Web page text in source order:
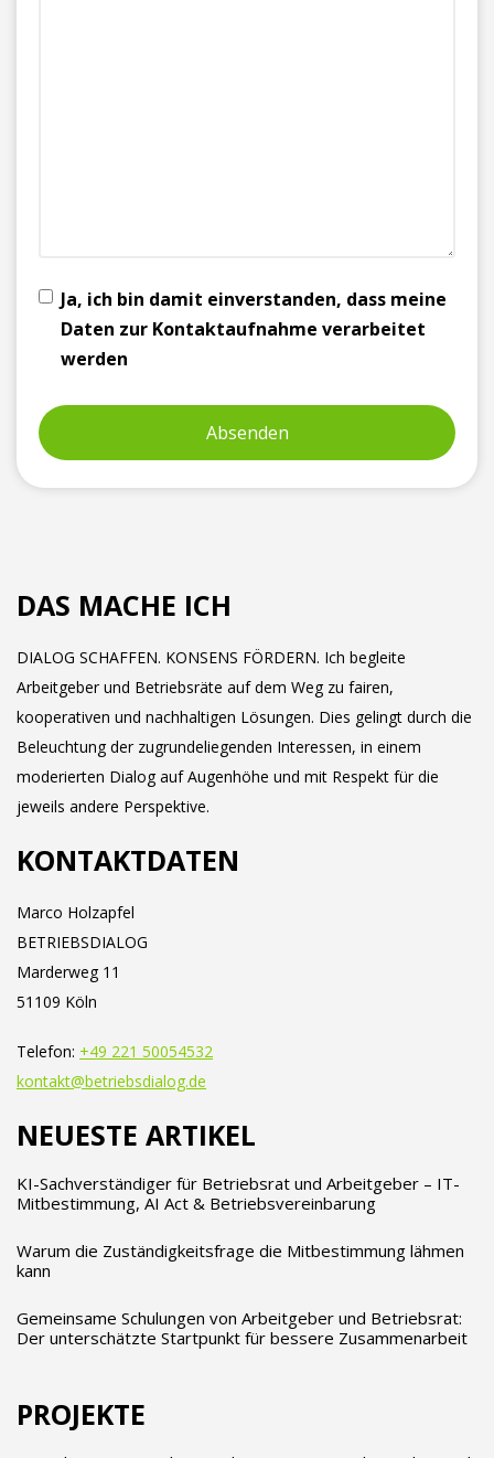
Ja, ich bin damit einverstanden, dass meine
Daten zur Kontaktaufnahme verarbeitet
werden
DAS MACHE ICH
DIALOG SCHAFFEN. KONSENS FÖRDERN. Ich begleite
Arbeitgeber und Betriebsräte auf dem Weg zu fairen,
kooperativen und nachhaltigen Lösungen. Dies gelingt durch die
Beleuchtung der zugrundeliegenden Interessen, in einem
moderierten Dialog auf Augenhöhe und mit Respekt für die
jeweils andere Perspektive.
KONTAKTDATEN
Marco Holzapfel
BETRIEBSDIALOG
Marderweg 11
51109 Köln
Telefon: +49 221 50054532
kontakt@betriebsdialog.de
NEUESTE ARTIKEL
KI-Sachverständiger für Betriebsrat und Arbeitgeber – IT-
Mitbestimmung, AI Act & Betriebsvereinbarung
Warum die Zuständigkeitsfrage die Mitbestimmung lähmen
kann
Gemeinsame Schulungen von Arbeitgeber und Betriebsrat:
Der unterschätzte Startpunkt für bessere Zusammenarbeit
PROJEKTE